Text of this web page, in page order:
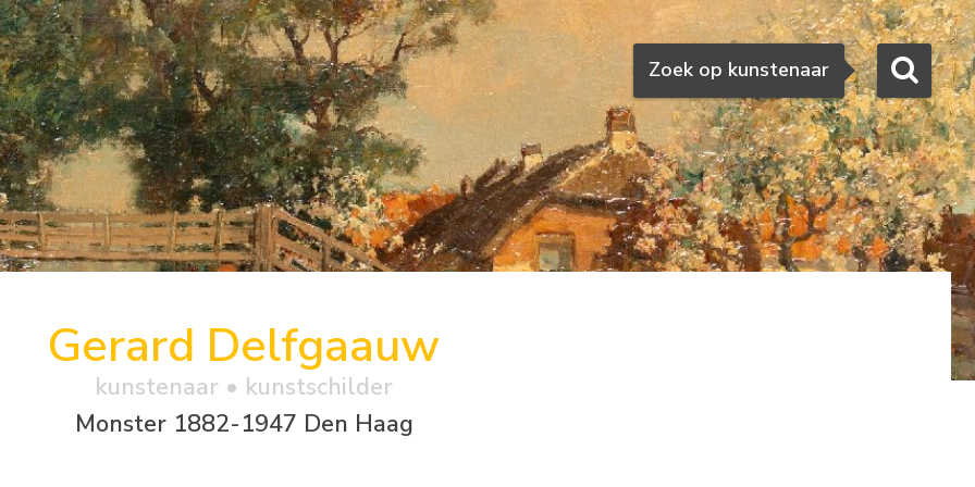
Zoeken
Zoek op kunstenaar
Gerard Delfgaauw
kunstenaar • kunstschilder
Monster 1882-1947 Den Haag